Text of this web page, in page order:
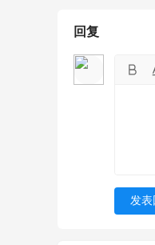
回复
发表